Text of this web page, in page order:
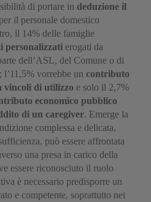
di portare in deduzione il
per il personale domestico
il 14% delle famiglie
personalizzati erogati da
dell’ASL, del Comune o di
l’11,5% vorrebbe un contributo
vincoli di utilizzo e solo il 2,7%
economico pubblico
di un caregiver. Emerge la
complessa e delicata,
può essere affrontata
una presa in carico della
essere riconosciuto il ruolo
è necessario predisporre un
e competente, soprattutto nei